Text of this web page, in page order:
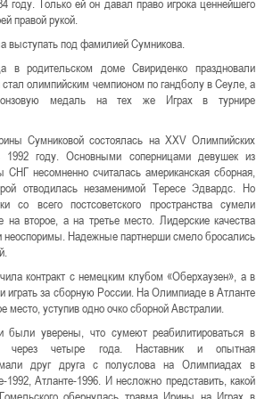
году. Только ей он давал право игрока ценнейшего
правой рукой.
выступать под фамилией Сумникова.
в родительском доме Свириденко праздновали
стал олимпийским чемпионом по гандболу в Сеуле, а
медаль на тех же Играх в турнире
Сумниковой состоялась на XXV Олимпийских
году. Основными соперницами девушек из
СНГ несомненно считалась американская сборная,
отводилась незаменимой Тересе Эдвардс. Но
со всего постсоветского пространства сумели
на второе, а на третье место. Лидерские качества
неоспоримы. Надежные партнерши смело бросались
контракт с немецким клубом «Оберхаузен», а в
играть за сборную России. На Олимпиаде в Атланте
место, уступив одно очко сборной Австралии.
были уверены, что сумеют реабилитироваться в
через четыре года. Наставник и опытная
друг друга с полуслова на Олимпиадах в
Атланте-1996. И несложно представить, какой
обернулась травма Ирины на Играх в